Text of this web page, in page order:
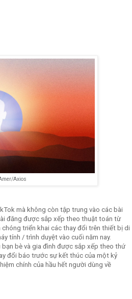
Axios
mà không còn tập trung vào các bài
đăng được sắp xếp theo thuật toán từ
triển khai các thay đổi trên thiết bị di
tính / trình duyệt vào cuối năm nay.
bè và gia đình được sắp xếp theo thứ
đổi báo trước sự kết thúc của một kỷ
chính của hầu hết người dùng về